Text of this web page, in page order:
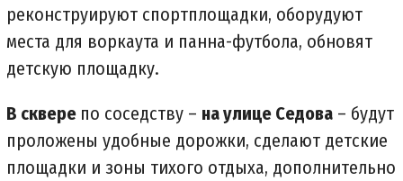
реконструируют спортплощадки, оборудуют
места для воркаута и панна-футбола, обновят
детскую площадку.
В сквере по соседству – на улице Седова – будут
проложены удобные дорожки, сделают детские
площадки и зоны тихого отдыха, дополнительно